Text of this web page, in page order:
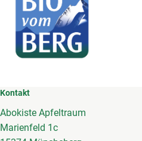
Kontakt
Abokiste Apfeltraum
Marienfeld 1c